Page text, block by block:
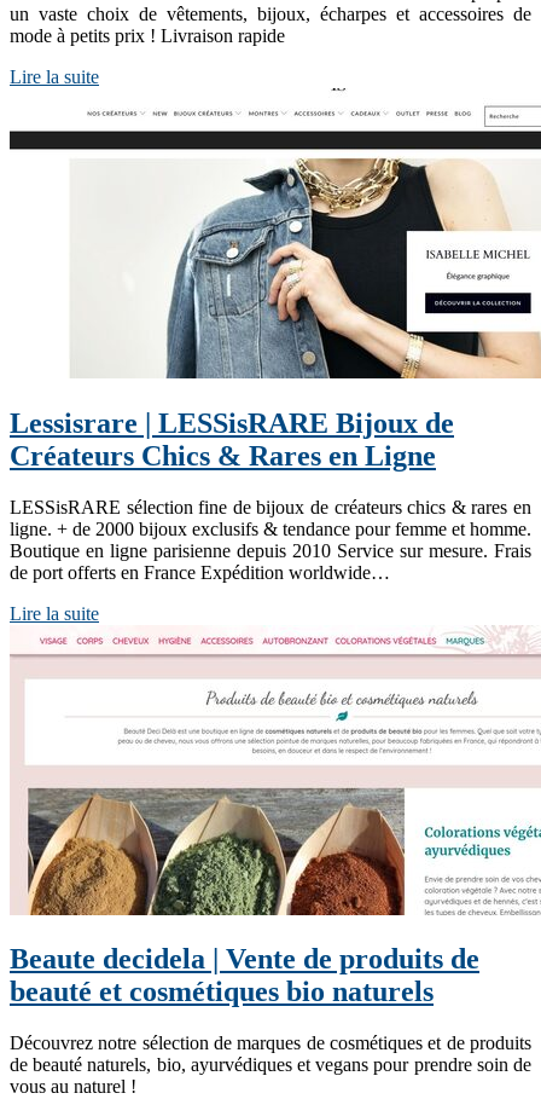
un vaste choix de vêtements, bijoux, écharpes et accessoires de
mode à petits prix ! Livraison rapide
Lire la suite
Lessisrare | LESSisRARE Bijoux de
Créateurs Chics & Rares en Ligne
LESSisRARE sélection fine de bijoux de créateurs chics & rares en
ligne. + de 2000 bijoux exclusifs & tendance pour femme et homme.
Boutique en ligne parisienne depuis 2010 Service sur mesure. Frais
de port offerts en France Expédition worldwide…
Lire la suite
Beaute decidela | Vente de produits de
beauté et cosmétiques bio naturels
Découvrez notre sélection de marques de cosmétiques et de produits
de beauté naturels, bio, ayurvédiques et vegans pour prendre soin de
vous au naturel !